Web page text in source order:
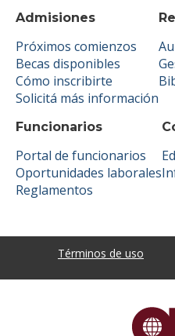
Admisiones
Próximos comienzos
Becas disponibles
Cómo inscribirte
Solicitá más información
Funcionarios
Portal de funcionarios
Oportunidades laborales
Reglamentos
Términos de uso